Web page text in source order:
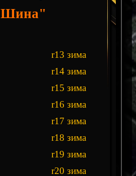
Шина"
r13 зима
r14 зима
r15 зима
r16 зима
r17 зима
r18 зима
r19 зима
r20 зима